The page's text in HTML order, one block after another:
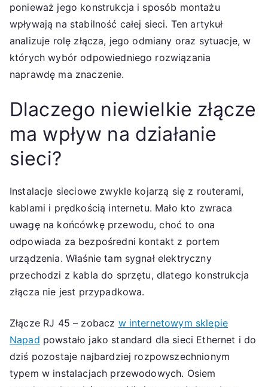
ponieważ jego konstrukcja i sposób montażu
wpływają na stabilność całej sieci. Ten artykuł
analizuje rolę złącza, jego odmiany oraz sytuacje, w
których wybór odpowiedniego rozwiązania
naprawdę ma znaczenie.
Dlaczego niewielkie złącze
ma wpływ na działanie
sieci?
Instalacje sieciowe zwykle kojarzą się z routerami,
kablami i prędkością internetu. Mało kto zwraca
uwagę na końcówkę przewodu, choć to ona
odpowiada za bezpośredni kontakt z portem
urządzenia. Właśnie tam sygnał elektryczny
przechodzi z kabla do sprzętu, dlatego konstrukcja
złącza nie jest przypadkowa.
Złącze RJ 45 – zobacz w internetowym sklepie
Napad powstało jako standard dla sieci Ethernet i do
dziś pozostaje najbardziej rozpowszechnionym
typem w instalacjach przewodowych. Osiem